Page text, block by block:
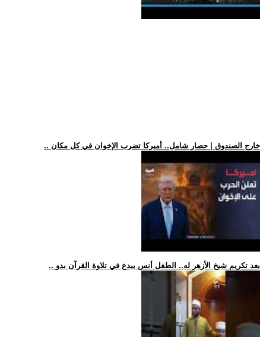
.. خارج الصندوق | حصار شامل.. أميركا تضرب الإخوان في كل مكان
.. بعد تكريم شيخ الأزهر له.. الطفل أنس يبدع في تلاوة القرآن بدو